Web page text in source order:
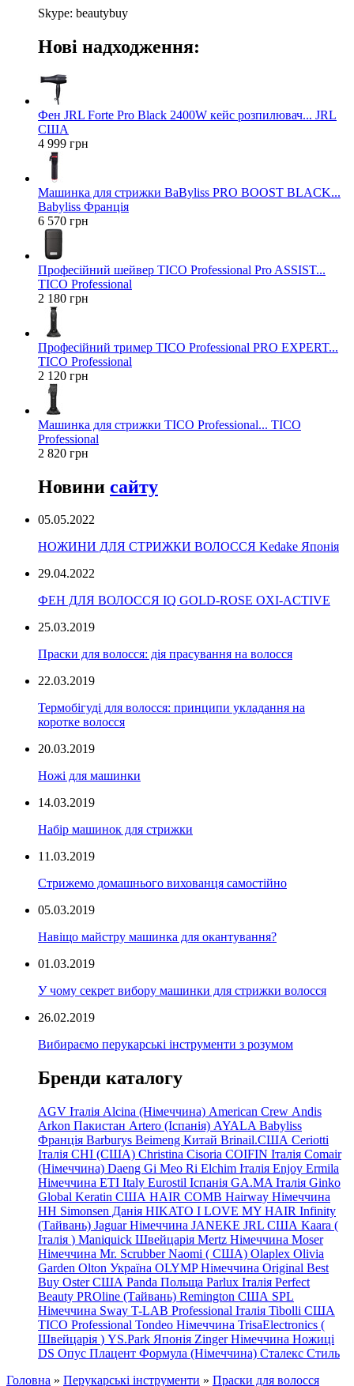
Skype: beautybuy
Нові надходження:
Фен JRL Forte Pro Black 2400W кейс розпилювач... JRL
США
4 999 грн
Машинка для стрижки BaByliss PRO BOOST BLACK...
Babyliss Франція
6 570 грн
Професійний шейвер TICO Professional Pro ASSIST...
TICO Professional
2 180 грн
Професійний тример TICO Professional PRO EXPERT...
TICO Professional
2 120 грн
Машинка для стрижки TICO Professional... TICO
Professional
2 820 грн
Новини сайту
05.05.2022
НОЖИНИ ДЛЯ СТРИЖКИ ВОЛОССЯ Kedake Японія
29.04.2022
ФЕН ДЛЯ ВОЛОССЯ IQ GOLD-ROSE OXI-ACTIVE
25.03.2019
Праски для волосся: дія прасування на волосся
22.03.2019
Термобігуді для волосся: принципи укладання на
коротке волосся
20.03.2019
Ножі для машинки
14.03.2019
Набір машинок для стрижки
11.03.2019
Стрижемо домашнього вихованця самостійно
05.03.2019
Навіщо майстру машинка для окантування?
01.03.2019
У чому секрет вибору машинки для стрижки волосся
26.02.2019
Вибираємо перукарські інструменти з розумом
Бренди каталогу
AGV Італія Alcina (Німеччина) American Crew Andis
Arkon Пакистан Artero (Іспанія) AYALA Babyliss
Франція Barburys Beimeng Китай Brinail.США Ceriotti
Італія CHI (США) Christina Cisoria COIFIN Італія Comair
(Німеччина) Daeng Gi Meo Ri Elchim Італія Enjoy Ermila
Німеччина ETI Italy Eurostil Іспанія GA.MA Італія Ginko
Global Keratin США HAIR COMB Hairway Німеччина
HH Simonsen Данія HIKATO I LOVE MY HAIR Infinity
(Тайвань) Jaguar Німеччина JANEKE JRL США Kaara (
Італія ) Maniquick Швейцарія Mertz Німеччина Moser
Німеччина Mr. Scrubber Naomi ( США) Olaplex Olivia
Garden Olton Україна OLYMP Німеччина Original Best
Buy Oster США Panda Польща Parlux Італія Perfect
Beauty PROline (Тайвань) Remington США SPL
Німеччина Sway T-LAB Professional Італія Tibolli США
TICO Professional Tondeo Німеччина TrisaElectronics (
Швейцарія ) YS.Park Японія Zinger Німеччина Ножиці
DS Опус Плацент Формула (Німеччина) Сталекс Стиль
Головна » Перукарські інструменти » Праски для волосся